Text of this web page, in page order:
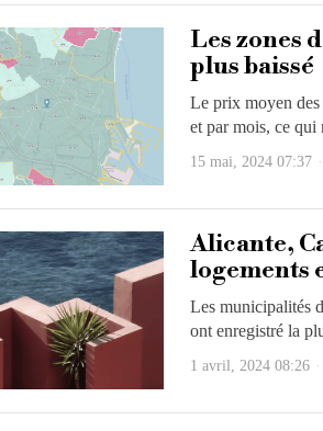
Les zones
plus baissé
Le prix moyen des
et par mois, ce qui
15 mai, 2024 07:37
Alicante,
logements
Les municipalités
ont enregistré la
1 avril, 2024 08:26